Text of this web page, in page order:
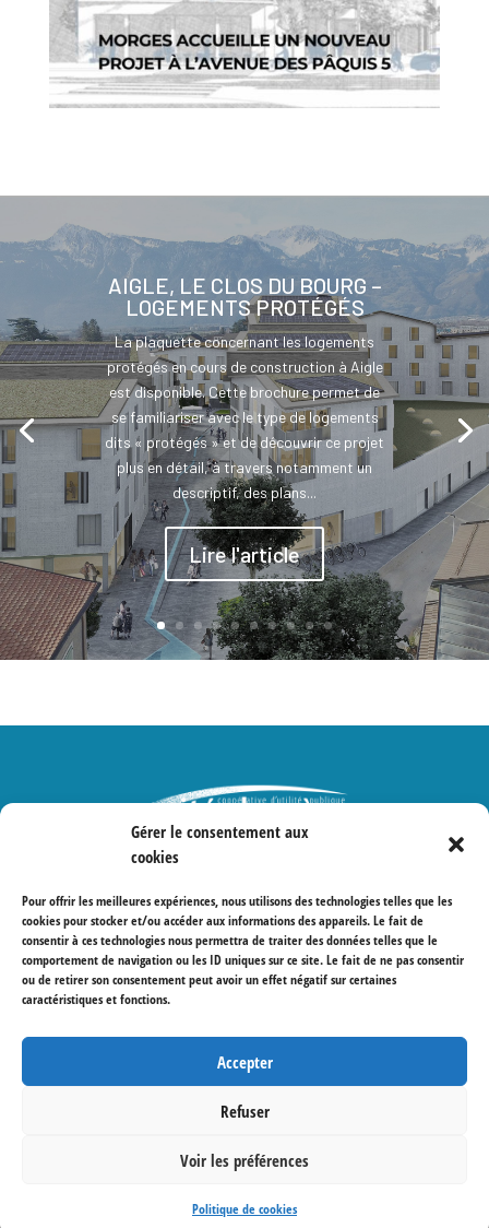
Gérer le consentement aux
cookies
Pour offrir les meilleures expériences, nous utilisons des technologies telles que les
cookies pour stocker et/ou accéder aux informations des appareils. Le fait de
consentir à ces technologies nous permettra de traiter des données telles que le
comportement de navigation ou les ID uniques sur ce site. Le fait de ne pas consentir
ou de retirer son consentement peut avoir un effet négatif sur certaines
caractéristiques et fonctions.
Accepter
Refuser
Voir les préférences
Politique de cookies
AIGLE, LE CLOS DU BOURG –
LOGEMENTS PROTÉGÉS
La plaquette concernant les logements
protégés en cours de construction à Aigle
est disponible. Cette brochure permet de
se familiariser avec le type de logements
dits « protégés » et de découvrir ce projet
plus en détail, à travers notamment un
descriptif, des plans...
Lire l'article
© Coopérative Cité Derrière 2022 – Visuel et